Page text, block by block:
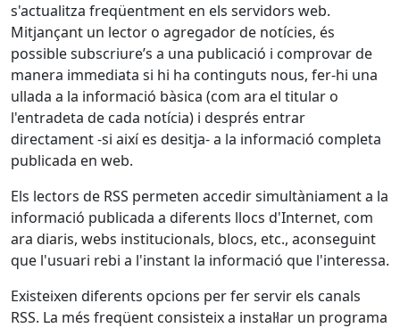
s'actualitza freqüentment en els servidors web.
Mitjançant un lector o agregador de notícies, és
possible subscriure’s a una publicació i comprovar de
manera immediata si hi ha continguts nous, fer-hi una
ullada a la informació bàsica (com ara el titular o
l'entradeta de cada notícia) i després entrar
directament -si així es desitja- a la informació completa
publicada en web.
Els lectors de RSS permeten accedir simultàniament a la
informació publicada a diferents llocs d'Internet, com
ara diaris, webs institucionals, blocs, etc., aconseguint
que l'usuari rebi a l'instant la informació que l'interessa.
Existeixen diferents opcions per fer servir els canals
RSS. La més freqüent consisteix a instal·lar un programa